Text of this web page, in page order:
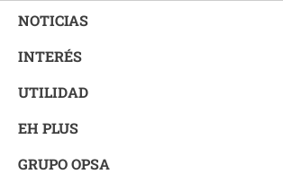
NOTICIAS
INTERÉS
UTILIDAD
EH PLUS
GRUPO OPSA